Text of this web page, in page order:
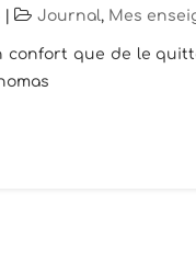
Journal, Mes
que de le